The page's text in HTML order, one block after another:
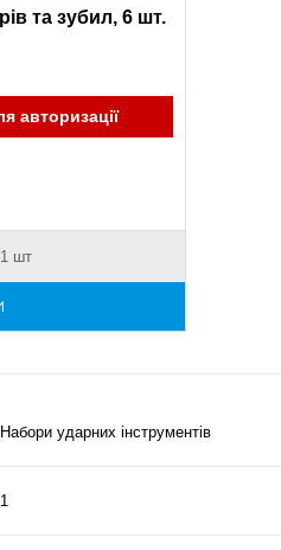
та зубил, 6 шт.
авторизації
шт
Набори ударних інструментів
1